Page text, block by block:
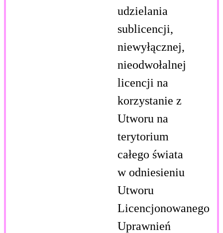
udzielania
sublicencji,
niewyłącznej,
nieodwołalnej
licencji na
korzystanie z
Utworu na
terytorium
całego świata
w odniesieniu
Utworu
Licencjonowanego
Uprawnień